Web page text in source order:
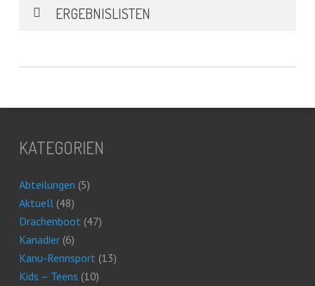
ERGEBNISLISTEN
KATEGORIEN
Abteilungen (5)
Aktuell(48)
Drachenboot(47)
Kanadier(6)
Kanu-Rennsport(13)
Kids – Teens (10)